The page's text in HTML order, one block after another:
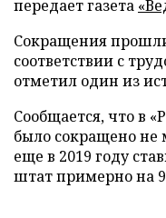
передает газета
Сокращения
соответствии с
отметил один из
Сообщается, что в
было сокращено не
еще в 2019 году
штат примерно на